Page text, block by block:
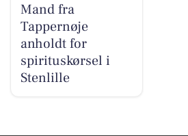
Mand fra
Tappernøje
anholdt for
spirituskørsel i
Stenlille